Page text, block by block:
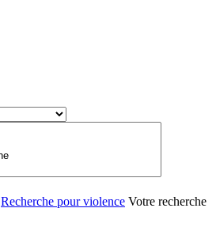
Recherche pour violence Votre recherche